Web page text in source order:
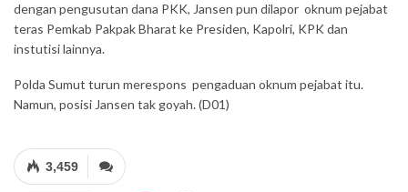
dengan pengusutan dana PKK, Jansen pun dilapor oknum pejabat
teras Pemkab Pakpak Bharat ke Presiden, Kapolri, KPK dan
instutisi lainnya.
Polda Sumut turun merespons pengaduan oknum pejabat itu.
Namun, posisi Jansen tak goyah. (D01)
3,459